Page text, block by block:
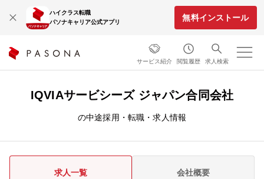
ハイクラス転職
パソナキャリア公式アプリ
無料インストール
サービス紹介 閲覧履歴 求人検索
IQVIAサービシーズ ジャパン合同会社
の中途採用・転職・求人情報
求人一覧 会社概要